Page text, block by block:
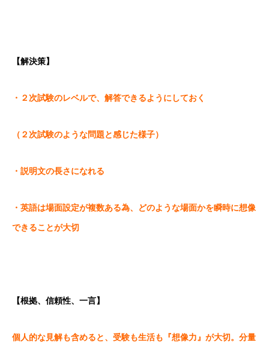
【解決策】
・２次試験のレベルで、解答できるようにしておく
（２次試験のような問題と感じた様子）
・説明文の長さになれる
・英語は場面設定が複数ある為、どのような場面かを瞬時に想像
できることが大切
【根拠、信頼性、一言】
個人的な見解も含めると、受験も生活も『想像力』が大切。分量